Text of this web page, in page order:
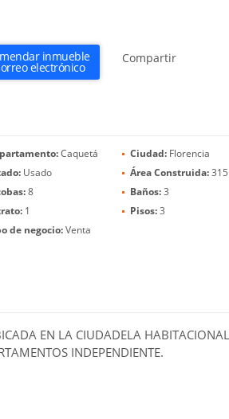
inmueble
electrónico
Compartir
Caquetá Ciudad: Florencia
Usado Área Construida:
8 Baños:3
1 Pisos:3
de negocio:Venta
EN LA CIUDADELA HABITACIONAL
INDEPENDIENTE.